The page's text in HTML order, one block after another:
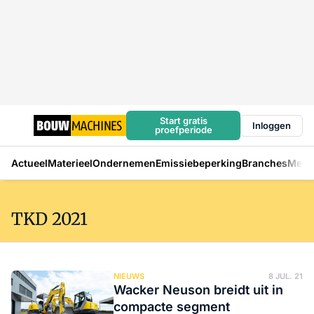
Start gratis
proefperiode
Inloggen
ActueelMaterieelOndernemenEmissiebeperkingBranches
TKD 2021
NIEUWS 8 JUL. 21
Wacker Neuson breidt uit in
compacte segment